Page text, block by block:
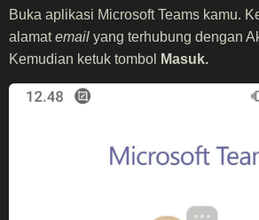
Buka aplikasi Microsoft Teams kamu.
alamatemail yang terhubung dengan
Kemudian ketuk tombol
Masuk.